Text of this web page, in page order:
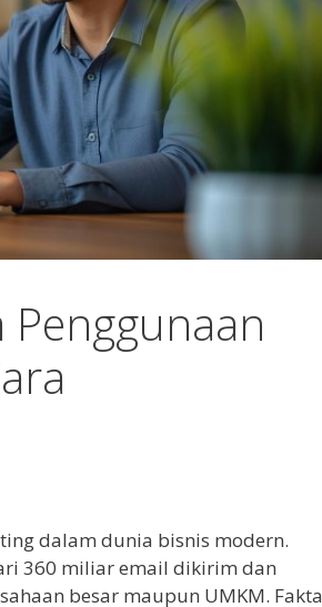
dalam dunia bisnis modern.
360 miliar email dikirim dan
besar maupun UMKM. Fakta